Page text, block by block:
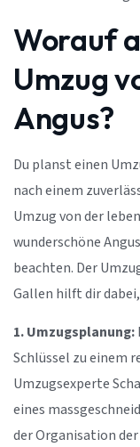
Worauf
Umzug
Angus?
Du planst einen
nach einem
Umzug von der
wunderschöne
beachten. Der
Gallen hilft dir
1. Umzugsplanung:
Schlüssel zu einem
Umzugsexperte
eines
der Organisation